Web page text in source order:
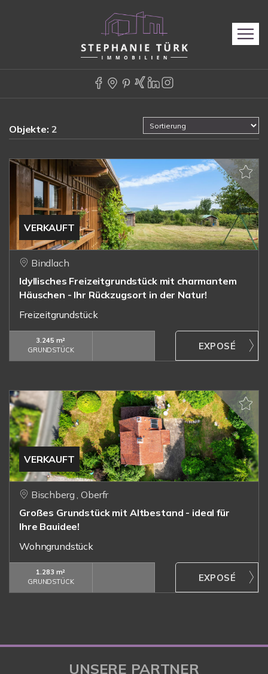
Objekte: 2
VERKAUFT
Bindlach
Idyllisches Freizeitgrundstück mit charmantem
Häuschen - Ihr Rückzugsort in der Natur!
Freizeitgrundstück
3.245 m²
GRUNDSTÜCK
VERKAUFT
Bischberg , Oberfr
Großes Grundstück mit Altbestand - ideal für
Ihre Bauidee!
Wohngrundstück
1.283 m²
GRUNDSTÜCK
UNSERE PARTNER